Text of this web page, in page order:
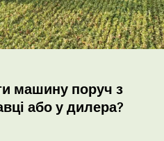
машину поруч з
або у дилера?